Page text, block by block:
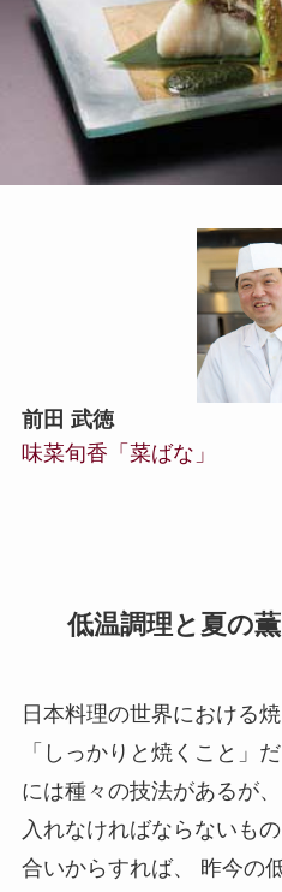
前田 武徳
味菜旬香「菜ばな」
低温調理と夏の
日本料理の世界における
「しっかりと焼くこと」
には種々の技法があるが
入れなければならないも
合いからすれば、 昨今の